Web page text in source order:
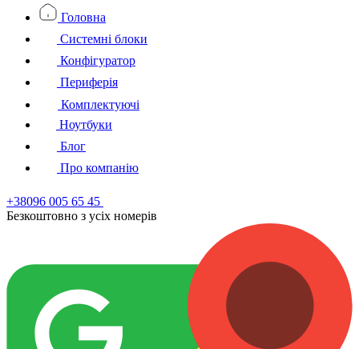
Головна
Системні блоки
Конфігуратор
Периферія
Комплектуючі
Ноутбуки
Блог
Про компанію
+38096 005 65 45
Безкоштовно з усiх номерiв